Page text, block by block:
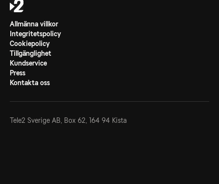
Allmänna villkor
Integritetspolicy
Cookiepolicy
Tillgänglighet
Kundservice
Press
Kontakta oss
Tele2 Sverige AB, Box 62, 164 94 Kista